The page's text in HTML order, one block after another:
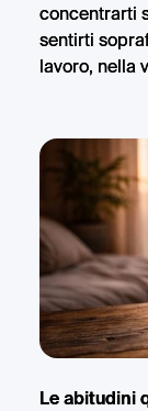
concentrarti
sentirti
lavoro, nella
Le abitudini